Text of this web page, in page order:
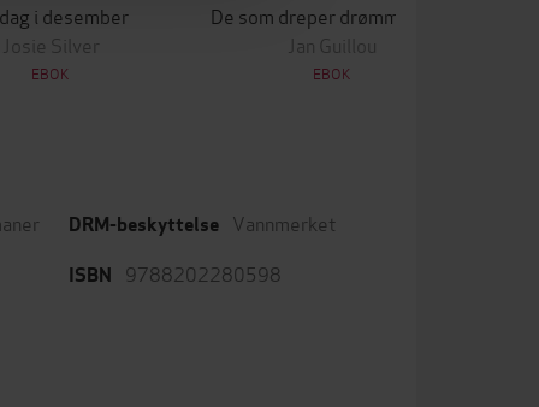
i desember
Josie Silver
EBOK
Jan Guillou
EBOK
DRM-beskyttelse Vannmerket
ISBN 9788202280598